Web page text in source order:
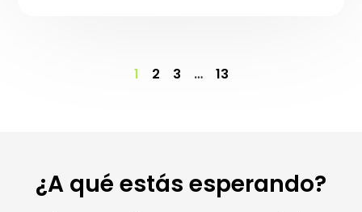
1 2 3 … 13
¿A qué estás esperando?